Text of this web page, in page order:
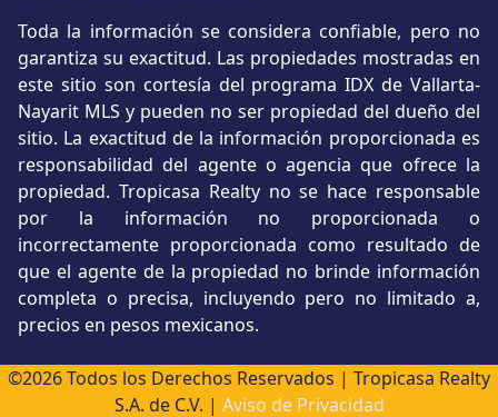
Toda la información se considera confiable, pero no
garantiza su exactitud. Las propiedades mostradas en
este sitio son cortesía del programa IDX de Vallarta-
Nayarit MLS y pueden no ser propiedad del dueño del
sitio. La exactitud de la información proporcionada es
responsabilidad del agente o agencia que ofrece la
propiedad. Tropicasa Realty no se hace responsable
por la información no proporcionada o
incorrectamente proporcionada como resultado de
que el agente de la propiedad no brinde información
completa o precisa, incluyendo pero no limitado a,
precios en pesos mexicanos.
©2026 Todos los Derechos Reservados | Tropicasa Realty
S.A. de C.V. | Aviso de Privacidad